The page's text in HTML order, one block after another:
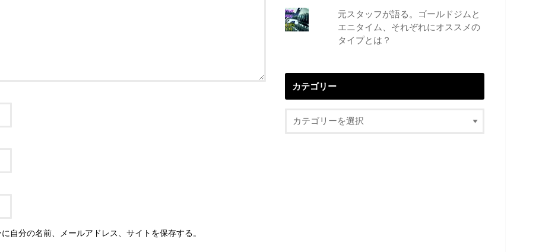
自分の名前、メールアドレス、サイトを保存する。
元スタッフが語る。ゴールドジムと
エニタイム、それぞれにオススメの
タイプとは？
カテゴリー